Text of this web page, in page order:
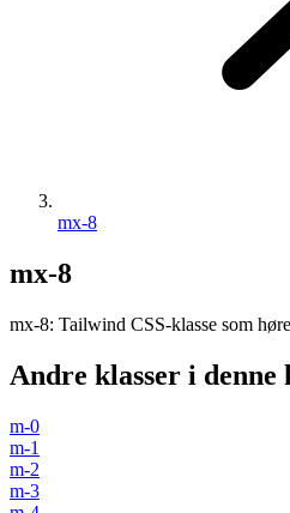
mx-8
mx-8
mx-8: Tailwind CSS-klasse som
Andre klasser i denne
m-0
m-1
m-2
m-3